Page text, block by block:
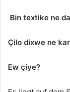
Bin textike ne
Çilo dixwe ne
Ew çiye?